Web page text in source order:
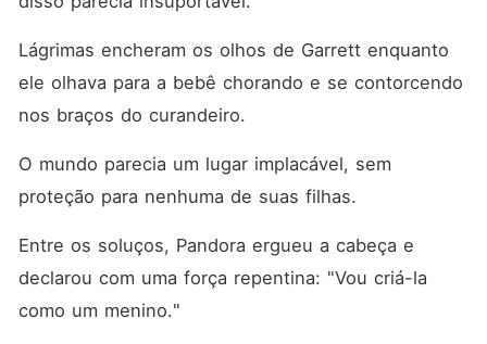
Lágrimas encheram os olhos de Garrett enquanto
ele olhava para a bebê chorando e se contorcendo
nos braços do curandeiro.
O mundo parecia um lugar implacável, sem
proteção para nenhuma de suas filhas.
Entre os soluços, Pandora ergueu a cabeça e
declarou com uma força repentina: "Vou criá-la
como um menino."